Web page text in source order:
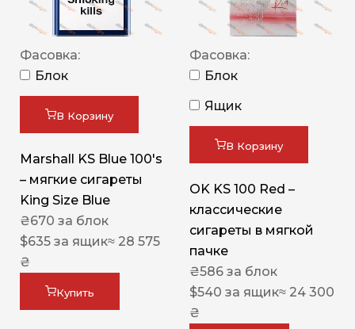
Фасовка:
Блок
В Корзину
Marshall KS Blue 100's
– мягкие сигареты
King Size Blue
₴670 за блок
$635 за ящик≈ 28 575
₴
Купить
Фасовка:
Блок
Ящик
В Корзину
OK KS 100 Red –
классические
сигареты в мягкой
пачке
₴586 за блок
$540 за ящик≈ 24 300
₴